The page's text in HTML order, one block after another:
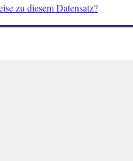
zu diesem Datensatz?